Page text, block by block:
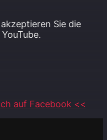
Sie die
auf Facebook <<